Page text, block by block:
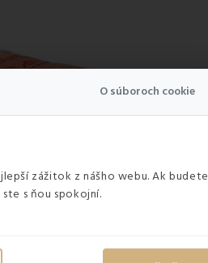
O súboroch cookie
zážitok z nášho webu. Ak budete
s ňou spokojní.